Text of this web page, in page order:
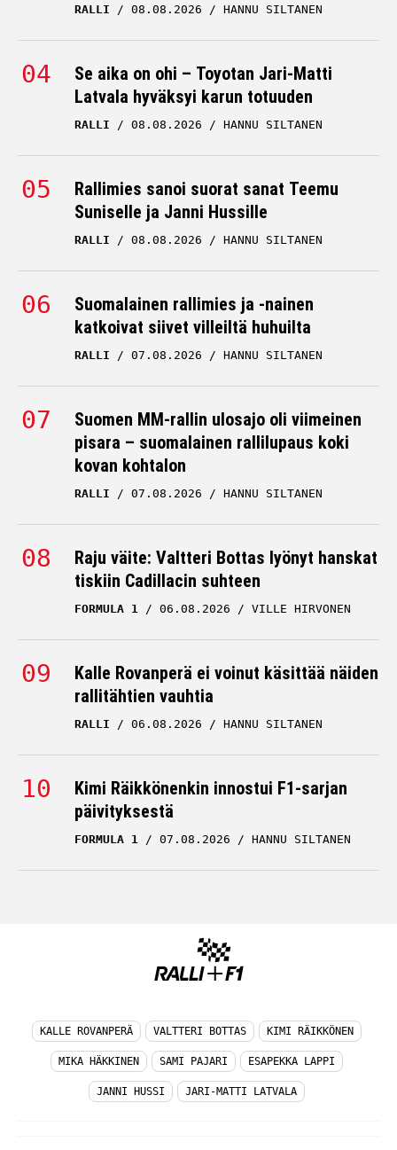
RALLI 08.08.2026 HANNU SILTANEN
Se aika on ohi – Toyotan Jari-Matti
Latvala hyväksyi karun totuuden
RALLI 08.08.2026 HANNU SILTANEN
Rallimies sanoi suorat sanat Teemu
Suniselle ja Janni Hussille
RALLI 08.08.2026 HANNU SILTANEN
Suomalainen rallimies ja -nainen
katkoivat siivet villeiltä huhuilta
RALLI 07.08.2026 HANNU SILTANEN
Suomen MM-rallin ulosajo oli viimeinen
pisara – suomalainen rallilupaus koki
kovan kohtalon
RALLI 07.08.2026 HANNU SILTANEN
Raju väite: Valtteri Bottas lyönyt hanskat
tiskiin Cadillacin suhteen
FORMULA 1 06.08.2026 VILLE HIRVONEN
Kalle Rovanperä ei voinut käsittää näiden
rallitähtien vauhtia
RALLI 06.08.2026 HANNU SILTANEN
Kimi Räikkönenkin innostui F1-sarjan
päivityksestä
FORMULA 1 07.08.2026 HANNU SILTANEN
KALLE ROVANPERÄ VALTTERI BOTTAS KIMI RÄIKKÖNEN
MIKA HÄKKINEN SAMI PAJARI ESAPEKKA LAPPI
JANNI HUSSI JARI-MATTI LATVALA